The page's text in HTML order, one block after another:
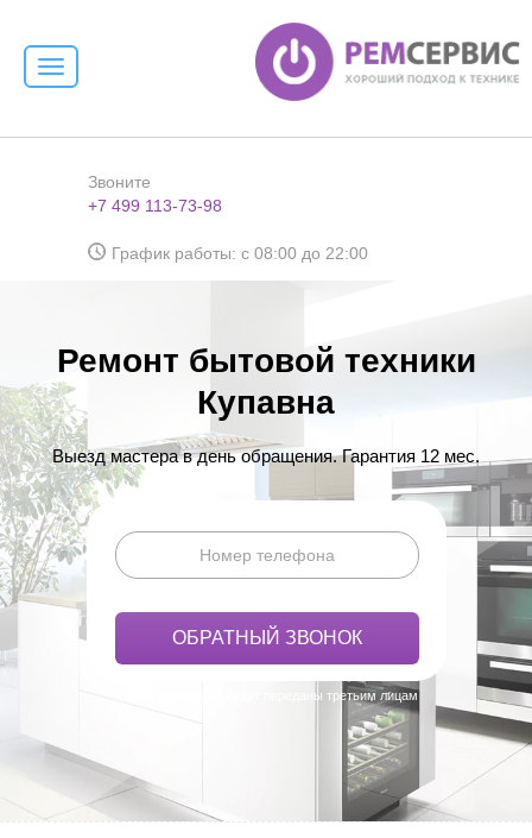
Toggle
navigation
Звоните
+7 499 113-73-98
График работы: с 08:00 до 22:00
Ремонт бытовой техники
Купавна
Выезд мастера в день обращения. Гарантия 12 мес.
* ваши данные не будут переданы третьим лицам